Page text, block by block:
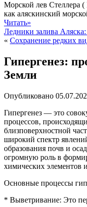
Морской лев Стеллера (
как аляскинский
Читать»
Ледники залива
« Сохранение редких
Гипергенез:
Земли
Опубликовано
Гипергенез — это
процессов,
близповерхностной
широкий спектр
образования почв и
огромную роль в
химических элементов
Основные процессы
* Выветривание: Это